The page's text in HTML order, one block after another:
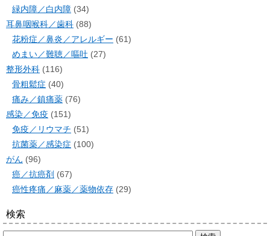
緑内障／白内障 (34)
耳鼻咽喉科／歯科 (88)
花粉症／鼻炎／アレルギー (61)
めまい／難聴／嘔吐 (27)
整形外科 (116)
骨粗鬆症 (40)
痛み／鎮痛薬 (76)
感染／免疫 (151)
免疫／リウマチ (51)
抗菌薬／感染症 (100)
がん (96)
癌／抗癌剤 (67)
癌性疼痛／麻薬／薬物依存 (29)
検索